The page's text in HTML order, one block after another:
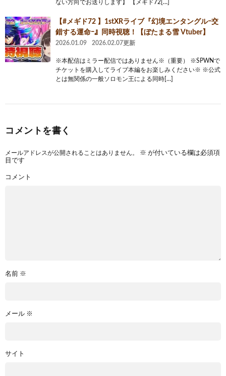
ない方向でお送りします】 【メギド72[…]
【#メギド72 】1stXRライブ『幻境エンタングルｰ交
錯する運命ｰ』同時視聴！【ぼたまる雪 Vtuber】
2026.01.09 2026.02.07更新
※本配信はミラー配信ではありません※（重要） ※SPWNで
チケットを購入してライブ本編をお楽しみください※ ※公式
とは無関係の一般ソロモン王による同時[…]
コメントを書く
メールアドレスが公開されることはありません。 ※ が付いている欄は必須項
目です
コメント
名前 ※
メール ※
サイト